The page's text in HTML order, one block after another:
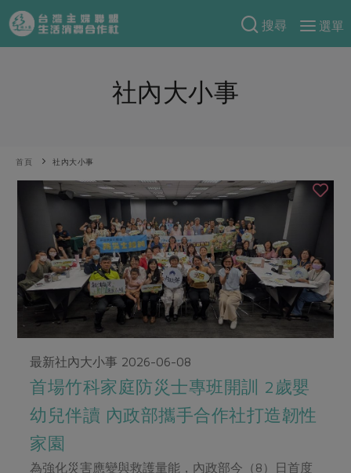
搜尋
選單
產品分類
奶蛋豆・五穀
乳製品
豆製品 米麵雜糧
肉品・水產
畜產肉類 水產
水畜加工品
米食
常備菜
蔬食
蛋料理
料理方式
烘焙．點心
醬料
湯品．鍋物
把最好的台灣味帶回家！
防災用品預購圓滿結束
2026年端午節預購圓滿結束
更多預購活動
當季產品
合作25-經典快閃最後一週
合作25-精選產品第四彈
合作25-精選產品第三彈
更多當季產品
主婦食堂 一籃菜真心話
社內大小事 合作聯合國
產品故事 生活提案
樂齡生活
廚房瑜伽
減硝酸鹽
非基改運動 支持本土農糧
關於合作社
認識合作社
關於我們
員工與求才
產品檢驗
自主把關
檢驗報告
重要公告
社內大小事
首頁 社內大小事
最新社內大小事 2026-06-08
首場竹科家庭防災士專班開訓 2歲嬰
幼兒伴讀 內政部攜手合作社打造韌性
家園
為強化災害應變與救護量能，內政部今（8）日首度